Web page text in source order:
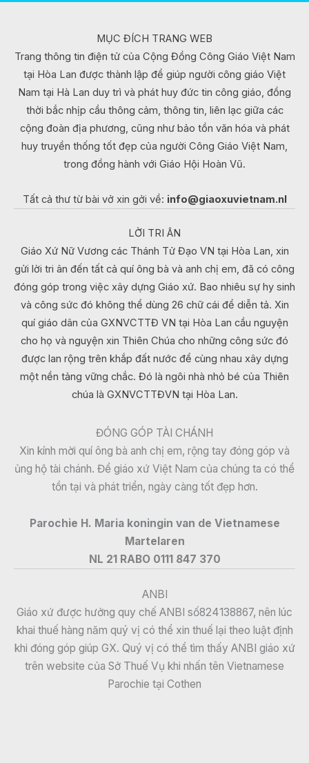
MỤC ĐÍCH TRANG WEB
Trang thông tin điện tử của Cộng Đồng Công Giáo Việt Nam
tại Hòa Lan được thành lập để giúp người công giáo Việt
Nam tại Hà Lan duy trì và phát huy đức tin công giáo, đồng
thời bắc nhịp cầu thông cảm, thông tin, liên lạc giữa các
cộng đoàn địa phương, cũng như bảo tồn văn hóa và phát
huy truyền thống tốt đẹp của người Công Giáo Việt Nam,
trong đồng hành với Giáo Hội Hoàn Vũ.
Tất cả thư từ bài vở xin gởi về: info@giaoxuvietnam.nl
LỜI TRI ÂN
Giáo Xứ Nữ Vương các Thánh Tử Đạo VN tại Hòa Lan, xin
gửi lời tri ân đến tất cả quí ông bà và anh chị em, đã có công
đóng góp trong việc xây dựng Giáo xứ. Bao nhiêu sự hy sinh
và công sức đó không thể dùng 26 chữ cái để diễn tả. Xin
quí giáo dân của GXNVCTTĐ VN tại Hòa Lan cầu nguyện
cho họ và nguyện xin Thiên Chúa cho những công sức đó
được lan rộng trên khắp đất nước để cùng nhau xây dựng
một nền tảng vững chắc. Đó là ngôi nhà nhỏ bé của Thiên
chúa là GXNVCTTĐVN tại Hòa Lan.
ĐÓNG GÓP TÀI CHÁNH
Xin kính mời quí ông bà anh chị em, rộng tay đóng góp và
ủng hộ tài chánh. Để giáo xứ Việt Nam của chúng ta có thể
tồn tại và phát triển, ngày càng tốt đẹp hơn.
Parochie H. Maria koningin van de Vietnamese
Martelaren
NL 21 RABO 0111 847 370
ANBI
Giáo xứ được hưởng quy chế ANBI số824138867, nên lúc
khai thuế hàng năm quý vị có thể xin thuế lại theo luật định
khi đóng góp giúp GX. Quý vị có thể tìm thấy ANBI giáo xứ
trên website của Sở Thuế Vụ khi nhấn tên Vietnamese
Parochie tại Cothen